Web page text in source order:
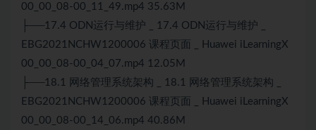
00_00_08-00_11_49.mp4 35.63M
├──17.4 ODN运行与维护 _ 17.4 ODN运行与维护 _
EBG2021NCHW1200006 课程页面 _ Huawei iLearningX
00_00_08-00_04_07.mp4 12.05M
├──18.1 网络管理系统架构 _ 18.1 网络管理系统架构 _
EBG2021NCHW1200006 课程页面 _ Huawei iLearningX
00_00_08-00_14_06.mp4 40.86M